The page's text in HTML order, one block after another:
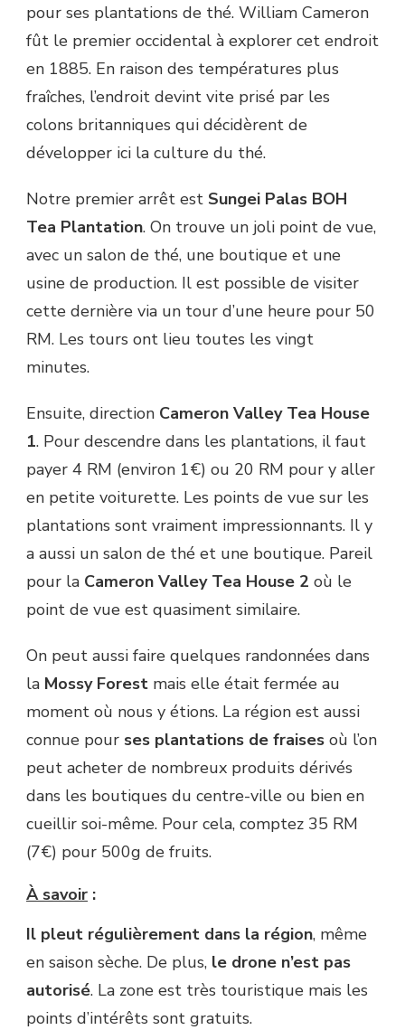
pour ses plantations de thé. William Cameron
fût le premier occidental à explorer cet endroit
en 1885. En raison des températures plus
fraîches, l’endroit devint vite prisé par les
colons britanniques qui décidèrent de
développer ici la culture du thé.
Notre premier arrêt est Sungei Palas BOH
Tea Plantation. On trouve un joli point de vue,
avec un salon de thé, une boutique et une
usine de production. Il est possible de visiter
cette dernière via un tour d’une heure pour 50
RM. Les tours ont lieu toutes les vingt
minutes.
Ensuite, direction Cameron Valley Tea House
1. Pour descendre dans les plantations, il faut
payer 4 RM (environ 1€) ou 20 RM pour y aller
en petite voiturette. Les points de vue sur les
plantations sont vraiment impressionnants. Il y
a aussi un salon de thé et une boutique. Pareil
pour la Cameron Valley Tea House 2 où le
point de vue est quasiment similaire.
On peut aussi faire quelques randonnées dans
la Mossy Forest mais elle était fermée au
moment où nous y étions. La région est aussi
connue pour ses plantations de fraises où l’on
peut acheter de nombreux produits dérivés
dans les boutiques du centre-ville ou bien en
cueillir soi-même. Pour cela, comptez 35 RM
(7€) pour 500g de fruits.
À savoir :
Il pleut régulièrement dans la région, même
en saison sèche. De plus, le drone n’est pas
autorisé. La zone est très touristique mais les
points d’intérêts sont gratuits.